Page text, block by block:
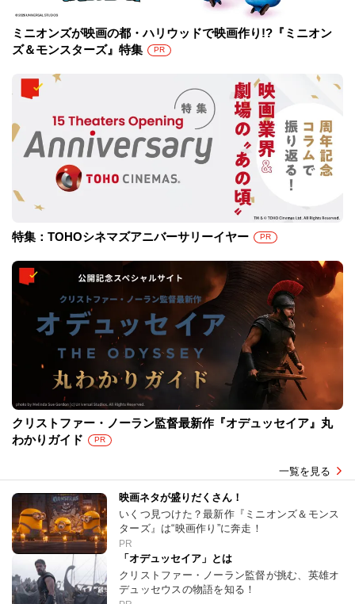
ミニオンズが映画の都・ハリウッドで映画作り!?『ミニオン
ズ＆モンスターズ』特集
PR
特集：TOHOシネマズアニバーサリーイヤー PR
クリストファー・ノーラン監督最新作『オデュッセイア』丸
わかりガイド
PR
一覧を見る
映画ネタが盛りだくさん！
いくつ見つけた？最新作『ミニオンズ＆モンス
ターズ』は“映画作り”に奔走！
PR
「オデュッセイア」とは
クリストファー・ノーラン監督が挑む、英雄オ
デュッセウスの物語を知る！